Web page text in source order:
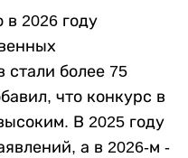
в 2026 году
стали более 75
что конкурс в
В 2025 году
а в 2026-м -